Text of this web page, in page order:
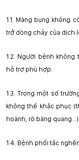
1.1. Màng bụng không
trở dòng chảy của dịch
1.2. Người bệnh không
hỗ trợ phù hợp.
1.3. Trong một số
không thể khắc phục
hoành, rò bàng quang...).
1.4. Bệnh phổi tắc nghẽn